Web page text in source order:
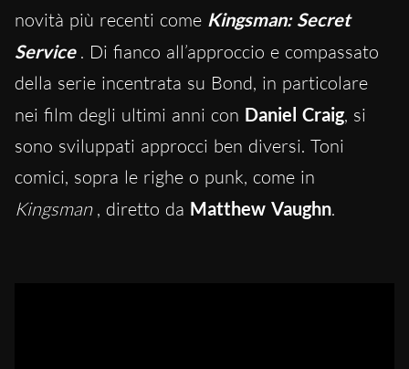
novità più recenti come Kingsman: Secret
Service . Di fianco all’approccio e compassato
della serie incentrata su Bond, in particolare
nei film degli ultimi anni con Daniel Craig, si
sono sviluppati approcci ben diversi. Toni
comici, sopra le righe o punk, come in
Kingsman , diretto da Matthew Vaughn.